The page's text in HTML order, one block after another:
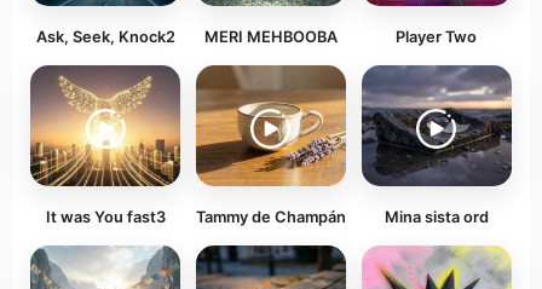
Ask, Seek, Knock2 MERI MEHBOOBA Player Two
It was You fast3 Tammy de Champán Mina sista ord